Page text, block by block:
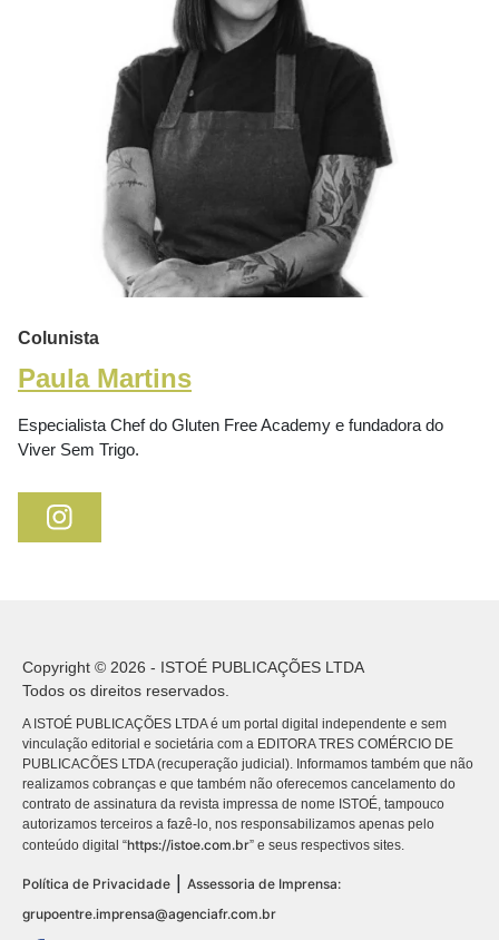
Colunista
Paula Martins
Especialista Chef do Gluten Free Academy e fundadora do
Viver Sem Trigo.
Copyright © 2026 - ISTOÉ PUBLICAÇÕES LTDA
Todos os direitos reservados.
A ISTOÉ PUBLICAÇÕES LTDA é um portal digital independente e sem
vinculação editorial e societária com a EDITORA TRES COMÉRCIO DE
PUBLICACÕES LTDA (recuperação judicial). Informamos também que não
realizamos cobranças e que também não oferecemos cancelamento do
contrato de assinatura da revista impressa de nome ISTOÉ, tampouco
autorizamos terceiros a fazê-lo, nos responsabilizamos apenas pelo
conteúdo digital “https://istoe.com.br” e seus respectivos sites.
Política de Privacidade | Assessoria de Imprensa:
grupoentre.imprensa@agenciafr.com.br